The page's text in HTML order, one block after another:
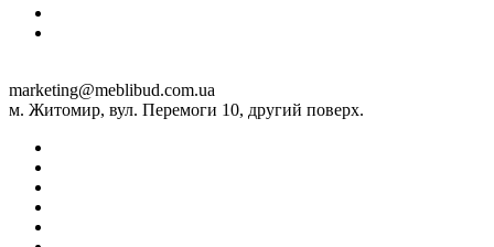
marketing@meblibud.com.ua
м. Житомир, вул. Перемоги 10, другий поверх.